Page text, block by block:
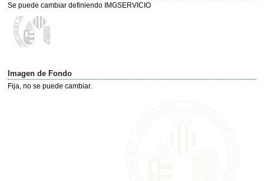
Se puede cambiar definiendo IMGSERVICIO
Imagen de Fondo
Fija, no se puede cambiar.